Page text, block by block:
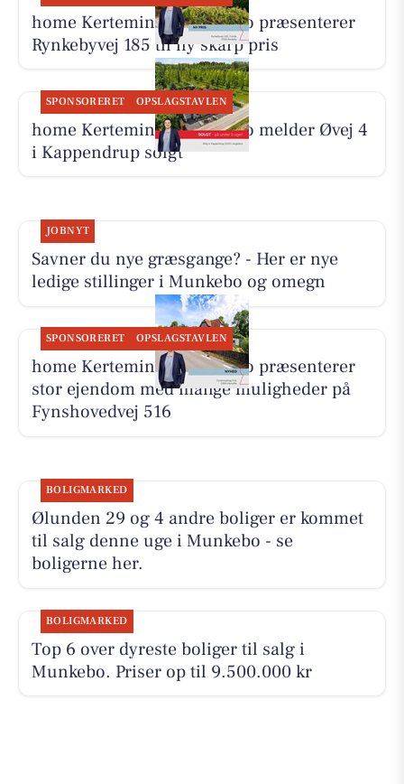
home Kerteminde-Munkebo præsenterer
Rynkebyvej 185 til ny skarp pris
SPONSORERET OPSLAGSTAVLEN
home Kerteminde-Munkebo melder Øvej 4
i Kappendrup solgt
JOBNYT
Savner du nye græsgange? - Her er nye
ledige stillinger i Munkebo og omegn
SPONSORERET OPSLAGSTAVLEN
home Kerteminde-Munkebo præsenterer
stor ejendom med mange muligheder på
Fynshovedvej 516
BOLIGMARKED
Ølunden 29 og 4 andre boliger er kommet
til salg denne uge i Munkebo - se
boligerne her.
BOLIGMARKED
Top 6 over dyreste boliger til salg i
Munkebo. Priser op til 9.500.000 kr